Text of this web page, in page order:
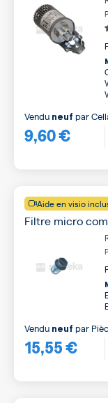
9,60 €
Vendu neuf par
Aide en visio
Filtre micro
15,55 €
Vendu neuf par